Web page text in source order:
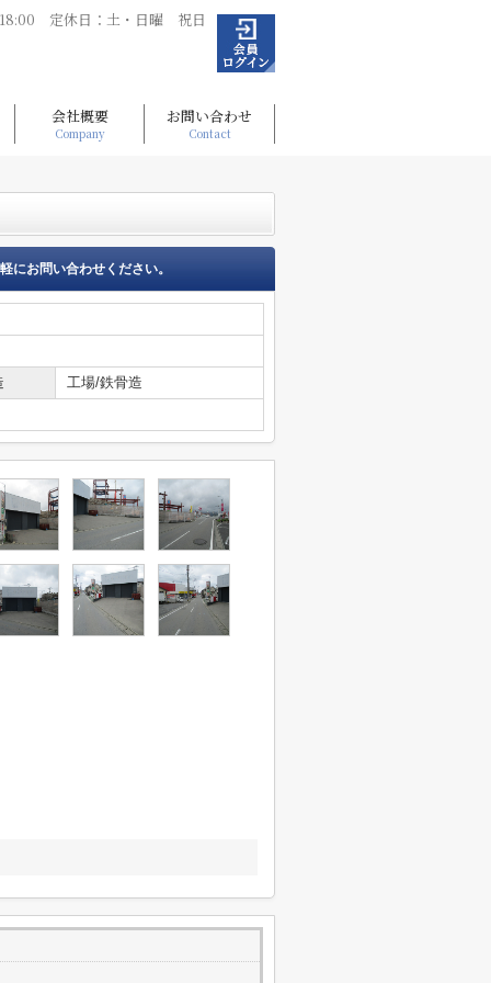
定休日：土・日曜 祝日
会社概要
Company
お問い合わせ
Contact
にお問い合わせください。
工場/鉄骨造